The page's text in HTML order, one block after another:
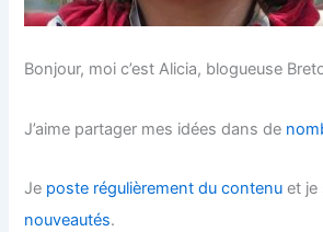
Bonjour, moi c’est Alicia, blogueuse
J’aime partager mes idées dans de
Je poste régulièrement du contenu et je
nouveautés.